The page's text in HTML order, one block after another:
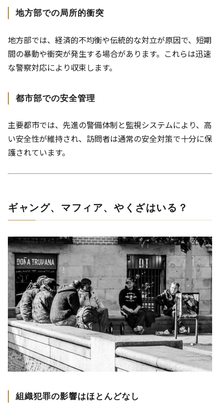
地方部での局所的衝突
地方部では、経済的不均衡や伝統的な対立が原因で、短期
間の暴動や衝突が発生する場合があります。これらは迅速
な警察対応により収束します。
都市部での安全管理
主要都市では、先進の警備体制と監視システムにより、高
い安全性が維持され、訪問者は通常の安全対策で十分に保
護されています。
ギャング、マフィア、やくざはいる？
組織犯罪の影響はほとんどなし